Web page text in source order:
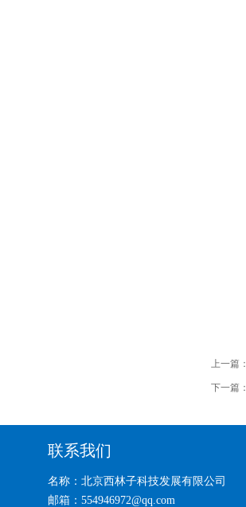
上一篇：
下一篇：
联系我们
名称：北京西林子科技发展有限公司
邮箱：554946972@qq.com